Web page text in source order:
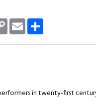
Copy
Link
Email
in twenty‐first